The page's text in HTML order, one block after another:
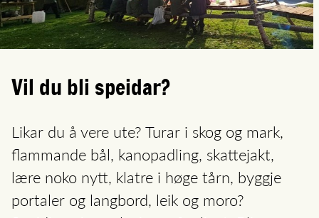
Vil du bli speidar?
Likar du å vere ute? Turar i skog og mark,
flammande bål, kanopadling, skattejakt,
lære noko nytt, klatre i høge tårn, byggje
portaler og langbord, leik og moro?